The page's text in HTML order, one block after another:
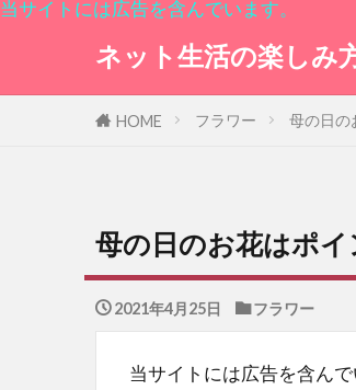
当サイトには広告を含んでいます。
ネット生活の楽しみ
HOME フラワー 母の日の
母の日のお花はポ
2021年4月25日 フラワー
当サイトには広告を含んで